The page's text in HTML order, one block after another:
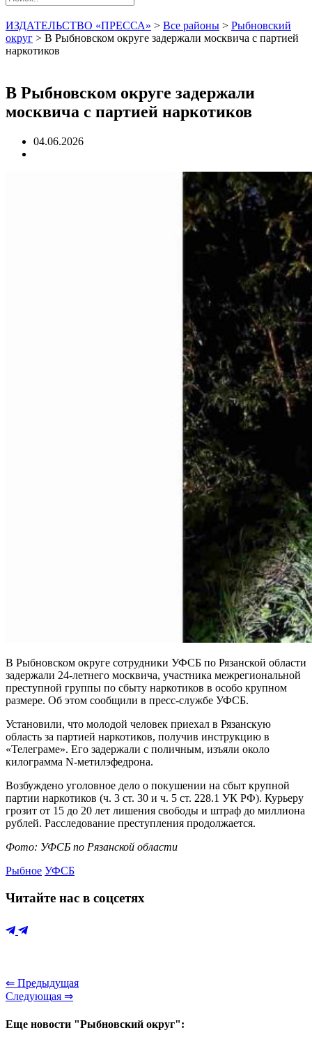
ИЗДАТЕЛЬСТВО «ПРЕССА» > Все районы > Рыбновский
округ > В Рыбновском округе задержали москвича с партией
наркотиков
В Рыбновском округе задержали
москвича с партией наркотиков
04.06.2026
В Рыбновском округе сотрудники УФСБ по Рязанской области
задержали 24-летнего москвича, участника межрегиональной
преступной группы по сбыту наркотиков в особо крупном
размере. Об этом сообщили в пресс-службе УФСБ.
Установили, что молодой человек приехал в Рязанскую
область за партией наркотиков, получив инструкцию в
«Телеграме». Его задержали с поличным, изъяли около
килограмма N-метилэфедрона.
Возбуждено уголовное дело о покушении на сбыт крупной
партии наркотиков (ч. 3 ст. 30 и ч. 5 ст. 228.1 УК РФ). Курьеру
грозит от 15 до 20 лет лишения свободы и штраф до миллиона
рублей. Расследование преступления продолжается.
Фото: УФСБ по Рязанской области
Рыбное УФСБ
Читайте нас в соцсетях
⇐ Предыдущая
Следующая ⇒
Еще новости "Рыбновский округ":